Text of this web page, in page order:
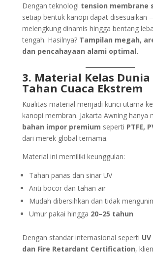
Dengan teknologi tension membrane
setiap bentuk kanopi dapat disesuaikan
melengkung dinamis hingga bentang
tengah. Hasilnya? Tampilan megah,
dan pencahayaan alami optimal.
3. Material Kelas
Tahan Cuaca Ekstrem
Kualitas material menjadi kunci utama
kanopi membran. Jakarta Awning hanya
bahan impor premium seperti PTFE,
dari merek global ternama.
Material ini memiliki keunggulan:
Tahan panas dan sinar UV
Anti bocor dan tahan air
Mudah dibersihkan dan tidak
Umur pakai hingga 20–25 tahun
Dengan standar internasional seperti
dan Fire Retardant Certification,